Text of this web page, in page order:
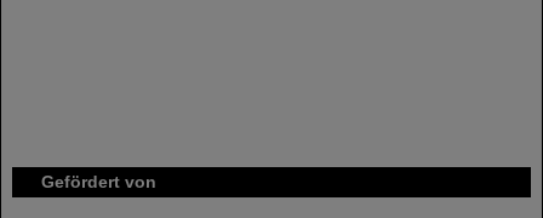
Gefördert von